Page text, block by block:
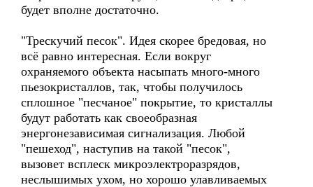
будет вполне достаточно.
"Трескучий песок". Идея скорее бредовая, но
всё равно интересная. Если вокруг
охраняемого объекта насыпать много-много
пьезокристаллов, так, чтобы получилось
сплошное "песчаное" покрытие, то кристаллы
будут работать как своеобразная
энергонезависимая сигнализация. Любой
"пешеход", наступив на такой "песок",
вызовет всплеск микроэлектроразрядов,
неслышимых ухом, но хорошо улавливаемых